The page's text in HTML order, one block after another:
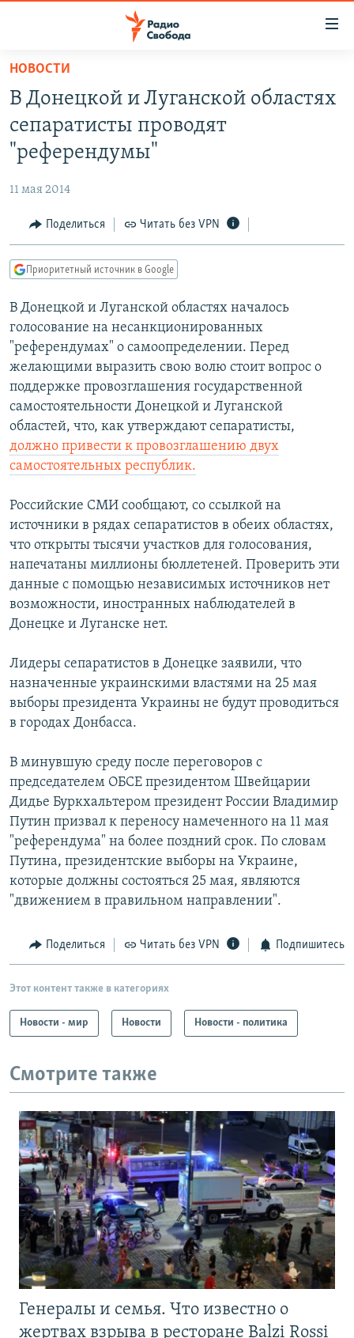
упрощенного
доступа
основному
Вернутся
Вернутся
поиску
ПОДКАСТЫ
АВТОРСКИЕ ПРОЕКТЫ
МНЕНИЯ
КУЛЬТУРА
КАВКАЗ.РЕАЛИИ
СЕВЕР.РЕАЛИИ
СИБИРЬ.РЕАЛИИ
РАСПИСАНИЕ ВЕЩАНИЯ
ПОДПИШИТЕСЬ НА РАССЫЛКУ
Все сайты РСЕ/РС
НОВОСТИ
В Донецкой и Луганской областях
сепаратисты проводят
"референдумы"
11 мая 2014
Поделиться Читать без VPN
Приоритетный источник в Google
В Донецкой и Луганской областях началось
голосование на несанкционированных
"референдумах" о самоопределении. Перед
желающими выразить свою волю стоит вопрос о
поддержке провозглашения государственной
самостоятельности Донецкой и Луганской
областей, что, как утверждают сепаратисты,
должно привести к провозглашению двух
самостоятельных республик.
Российские СМИ сообщают, со ссылкой на
источники в рядах сепаратистов в обеих областях,
что открыты тысячи участков для голосования,
напечатаны миллионы бюллетеней. Проверить эти
данные с помощью независимых источников нет
возможности, иностранных наблюдателей в
Донецке и Луганске нет.
Лидеры сепаратистов в Донецке заявили, что
назначенные украинскими властями на 25 мая
выборы президента Украины не будут проводиться
в городах Донбасса.
В минувшую среду после переговоров с
председателем ОБСЕ президентом Швейцарии
Дидье Буркхальтером президент России Владимир
Путин призвал к переносу намеченного на 11 мая
"референдума" на более поздний срок. По словам
Путина, президентские выборы на Украине,
которые должны состояться 25 мая, являются
"движением в правильном направлении".
Поделиться Читать без VPN Подпишитесь
Этот контент также в категориях
Новости - мир Новости Новости - политика
Смотрите также
Генералы и семья. Что известно о
жертвах взрыва в ресторане Balzi Rossi